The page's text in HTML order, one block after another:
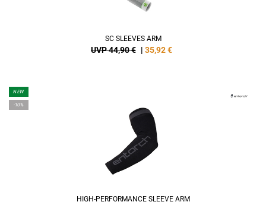
SC SLEEVES ARM
UVP 44,90 € | 35,92€
NEW
-10%
HIGH-PERFORMANCE SLEEVE ARM